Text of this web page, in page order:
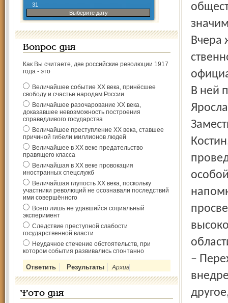
31
Выберите дату
Вопрос дня
Как Вы считаете, две российские революции 1917
года - это
Величайшее событие ХХ века, принёсшее
свободу и счастье народам России
Величайшее разочарование ХХ века,
доказавшее невозможность построения
справедливого государства
Величайшее преступление ХХ века, ставшее
причиной гибели миллионов людей
Величайшее в ХХ веке предательство
правящего класса
Величайшая в ХХ веке провокация
иностранных спецслужб
Величайшая глупость ХХ века, поскольку
участники революций не осознавали последствий
ими совершённого
Всего лишь не удавшийся социальный
эксперимент
Следствие преступной слабости
государственной власти
Неудачное стечение обстоятельств, при
котором события развивались спонтанно
Архив
Фото дня
Вчера
В ней
–